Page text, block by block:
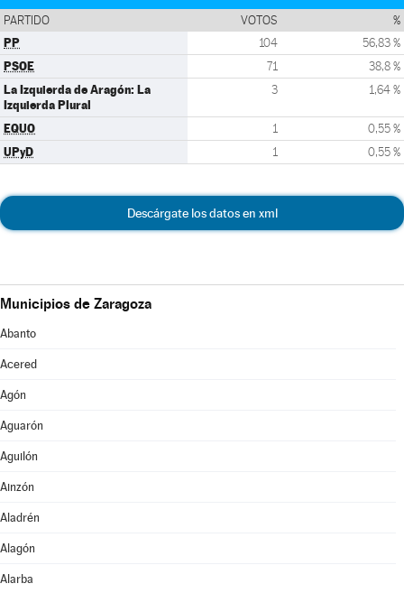
PARTIDO VOTOS %
PP 104 56,83 %
PSOE 71 38,8 %
La Izquierda de Aragón: La
Izquierda Plural
3 1,64 %
EQUO 1 0,55 %
UPyD 1 0,55 %
Descárgate los datos en xml
Municipios de Zaragoza
Abanto
Acered
Agón
Aguarón
Aguilón
Ainzón
Aladrén
Alagón
Alarba